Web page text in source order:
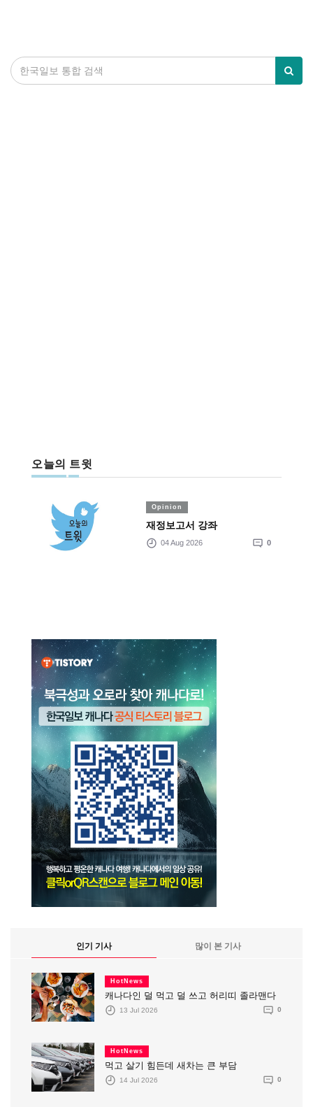
오늘의 트윗
Opinion
재정보고서 강좌
04 Aug 2026 0
인기 기사 많이 본 기사
HotNews
캐나다인 덜 먹고 덜 쓰고 허리띠 졸라맨다
13 Jul 2026 0
HotNews
먹고 살기 힘든데 새차는 큰 부담
14 Jul 2026 0